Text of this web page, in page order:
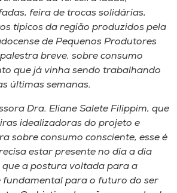
feira de trocas solidárias,
típicos da região produzidos pela
de Pequenos Produtores
breve, sobre consumo
que já vinha sendo trabalhando
últimas semanas.
Dra. Eliane Salete Filippim, que
idealizadoras do projeto e
sobre consumo consciente, esse é
estar presente no dia a dia
que a postura voltada para a
fundamental para o futuro do ser